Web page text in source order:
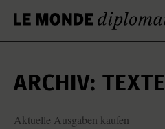
ARCHIV: TEXTE
Aktuelle Ausgaben kaufen